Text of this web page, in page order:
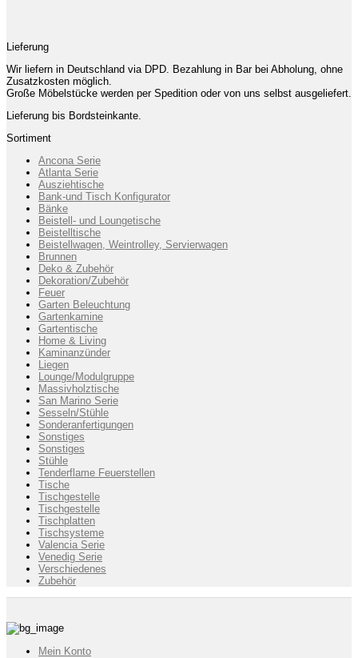
Lieferung
Wir liefern in Deutschland via DPD. Bezahlung in Bar bei Abholung, ohne
Zusatzkosten möglich.
Große Möbelstücke werden per Spedition oder von uns selbst ausgeliefert.
Lieferung bis Bordsteinkante.
Sortiment
Ancona Serie
Atlanta Serie
Ausziehtische
Bank-und Tisch Konfigurator
Bänke
Beistell- und Loungetische
Beistelltische
Beistellwagen, Weintrolley, Servierwagen
Brunnen
Deko & Zubehör
Dekoration/Zubehör
Feuer
Garten Beleuchtung
Gartenkamine
Gartentische
Home & Living
Kaminanzünder
Liegen
Lounge/Modulgruppe
Massivholztische
San Marino Serie
Sesseln/Stühle
Sonderanfertigungen
Sonstiges
Sonstiges
Stühle
Tenderflame Feuerstellen
Tische
Tischgestelle
Tischgestelle
Tischplatten
Tischsysteme
Valencia Serie
Venedig Serie
Verschiedenes
Zubehör
Mein Konto